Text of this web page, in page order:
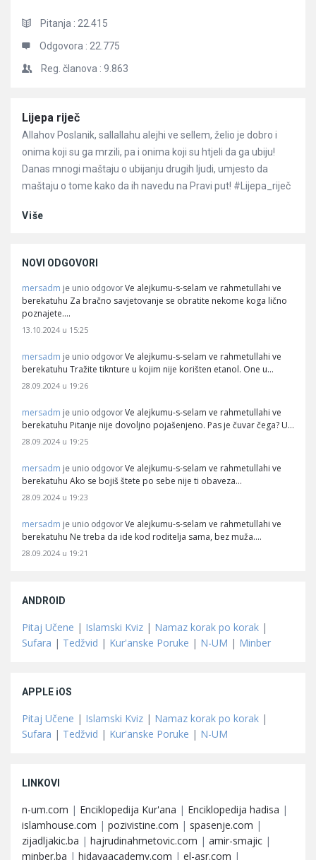
Pitanja : 22.415
Odgovora : 22.775
Reg. članova : 9.863
Članci
Lijepa riječ
Allahov Poslanik, sallallahu alejhi ve sellem, želio je dobro i
onima koji su ga mrzili, pa i onima koji su htjeli da ga ubiju!
Danas mnogi maštaju o ubijanju drugih ljudi, umjesto da
maštaju o tome kako da ih navedu na Pravi put! #Lijepa_riječ
Više
NOVI ODGOVORI
mersadm je unio odgovor Ve alejkumu-s-selam ve rahmetullahi ve
berekatuhu Za bračno savjetovanje se obratite nekome koga lično
poznajete.…
13.10.2024 u 15:25
mersadm je unio odgovor Ve alejkumu-s-selam ve rahmetullahi ve
berekatuhu Tražite tiknture u kojim nije korišten etanol. One u…
28.09.2024 u 19:26
mersadm je unio odgovor Ve alejkumu-s-selam ve rahmetullahi ve
berekatuhu Pitanje nije dovoljno pojašenjeno. Pas je čuvar čega? U…
28.09.2024 u 19:25
mersadm je unio odgovor Ve alejkumu-s-selam ve rahmetullahi ve
berekatuhu Ako se bojiš štete po sebe nije ti obaveza…
28.09.2024 u 19:23
mersadm je unio odgovor Ve alejkumu-s-selam ve rahmetullahi ve
berekatuhu Ne treba da ide kod roditelja sama, bez muža.…
28.09.2024 u 19:21
ANDROID
Pitaj Učene | Islamski Kviz | Namaz korak po korak |
Sufara | Tedžvid | Kur'anske Poruke | N-UM | Minber
APPLE iOS
Pitaj Učene | Islamski Kviz | Namaz korak po korak |
Sufara | Tedžvid | Kur'anske Poruke | N-UM
LINKOVI
n-um.com | Enciklopedija Kur'ana | Enciklopedija hadisa |
islamhouse.com | pozivistine.com | spasenje.com |
zijadljakic.ba | hajrudinahmetovic.com | amir-smajic |
minber.ba | hidayaacademy.com | el-asr.com |